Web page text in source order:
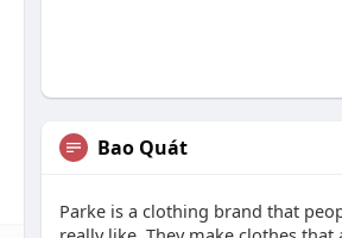
Bao Quát
Parke is a clothing brand that